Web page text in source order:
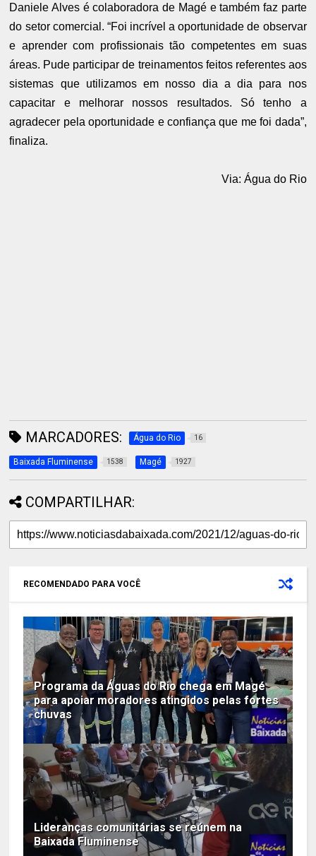
Daniele Alves é colaboradora de Magé e também faz parte
do setor comercial. “Foi incrível a oportunidade de observar
e aprender com profissionais tão competentes em suas
áreas. Pude participar de treinamentos feitos referentes aos
sistemas que utilizamos em nosso dia a dia para nos
capacitar e melhorar nossos resultados. Só tenho a
agradecer pela oportunidade e confiança que me foi dada”,
finaliza.
Via: Água do Rio
MARCADORES: Água do Rio 16
Baixada Fluminense 1538 Magé 1927
COMPARTILHAR:
RECOMENDADO PARA VOCÊ
Programa da Águas do Rio chega em Magé
para apoiar moradores atingidos pelas fortes
chuvas
Lideranças comunitárias se reúnem na
Baixada Fluminense